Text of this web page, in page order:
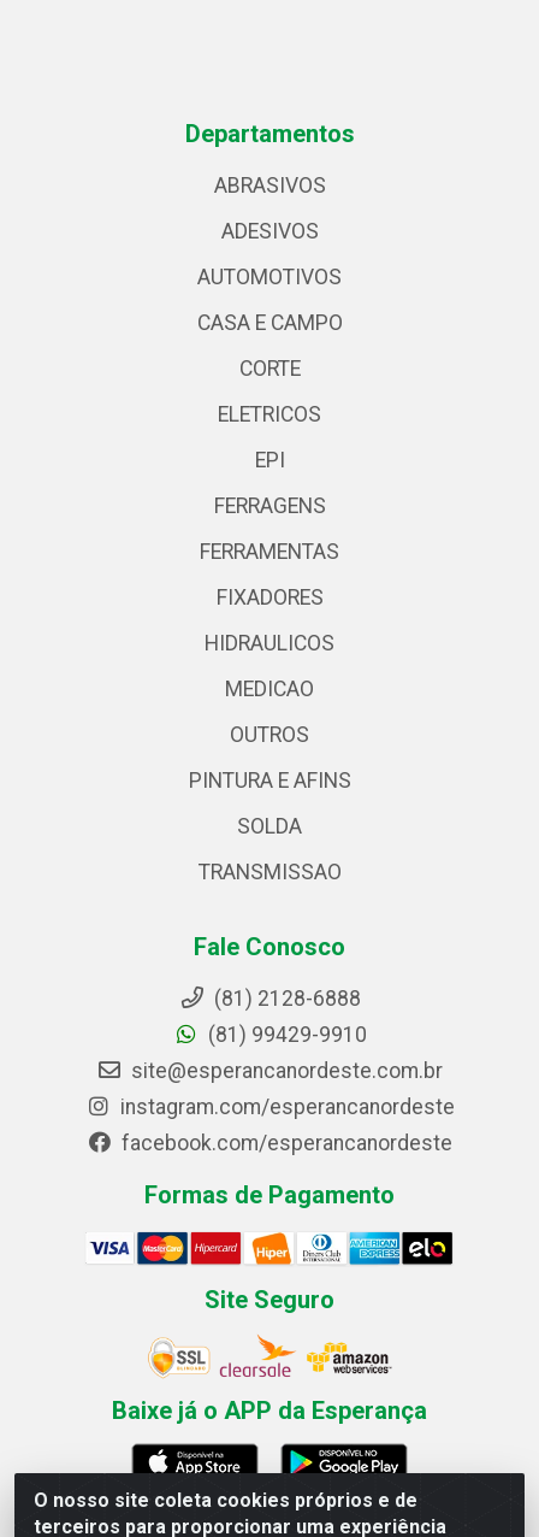
O nosso site coleta cookies próprios e de
terceiros para proporcionar uma experiência
Departamentos
ABRASIVOS
ADESIVOS
AUTOMOTIVOS
CASA E CAMPO
CORTE
ELETRICOS
EPI
FERRAGENS
FERRAMENTAS
FIXADORES
HIDRAULICOS
MEDICAO
OUTROS
PINTURA E AFINS
SOLDA
TRANSMISSAO
Fale Conosco
(81) 2128-6888
(81) 99429-9910
site@esperancanordeste.com.br
instagram.com/esperancanordeste
facebook.com/esperancanordeste
Formas de Pagamento
Site Seguro
Baixe já o APP da Esperança